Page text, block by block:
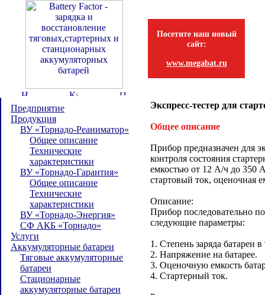
Посетите наш новый
сайт:
www.megabat.ru
Предприятие
Продукция
ВУ «Торнадо-Реаниматор»
Общее описание
Технические
характеристики
ВУ «Торнадо-Гарантия»
Общее описание
Технические
характеристики
ВУ «Торнадо-Энергия»
СФ АКБ «Торнадо»
Услуги
Аккумуляторные батареи
Тяговые аккумуляторные
батареи
Стационарные
аккумуляторные батареи
Экспресс-тестер для
Общее описание
Прибор предназначен для
контроля состояния
емкостью от 12 А/ч до 350
стартовый ток, оценочная
Описание:
Прибор последовательно
следующие параметры:
1. Степень заряда батареи в
2. Напряжение на батарее.
3. Оценочную емкость
4. Стартерный ток.